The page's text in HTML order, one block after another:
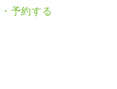
予約する